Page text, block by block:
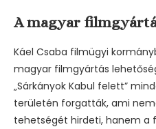
A magyar
Káel Csaba filmügyi
magyar filmgyártás
„Sárkányok Kabul felett”
területén forgatták, ami
tehetségét hirdeti, hanem a